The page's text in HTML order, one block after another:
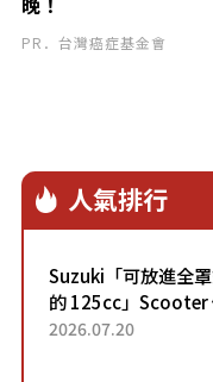
PR．台灣癌症基金會
人氣排行
Suzuki「可放進全
的 125cc」Scooter
目！採用全新流線設
2026.07.20